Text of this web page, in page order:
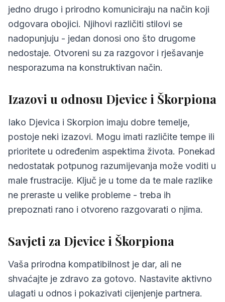
jedno drugo i prirodno komuniciraju na način koji
odgovara obojici. Njihovi različiti stilovi se
nadopunjuju - jedan donosi ono što drugome
nedostaje. Otvoreni su za razgovor i rješavanje
nesporazuma na konstruktivan način.
Izazovi u odnosu Djevice i Škorpiona
Iako Djevica i Skorpion imaju dobre temelje,
postoje neki izazovi. Mogu imati različite tempe ili
prioritete u određenim aspektima života. Ponekad
nedostatak potpunog razumijevanja može voditi u
male frustracije. Ključ je u tome da te male razlike
ne preraste u velike probleme - treba ih
prepoznati rano i otvoreno razgovarati o njima.
Savjeti za Djevice i Škorpiona
Vaša prirodna kompatibilnost je dar, ali ne
shvaćajte je zdravo za gotovo. Nastavite aktivno
ulagati u odnos i pokazivati cijenjenje partnera.